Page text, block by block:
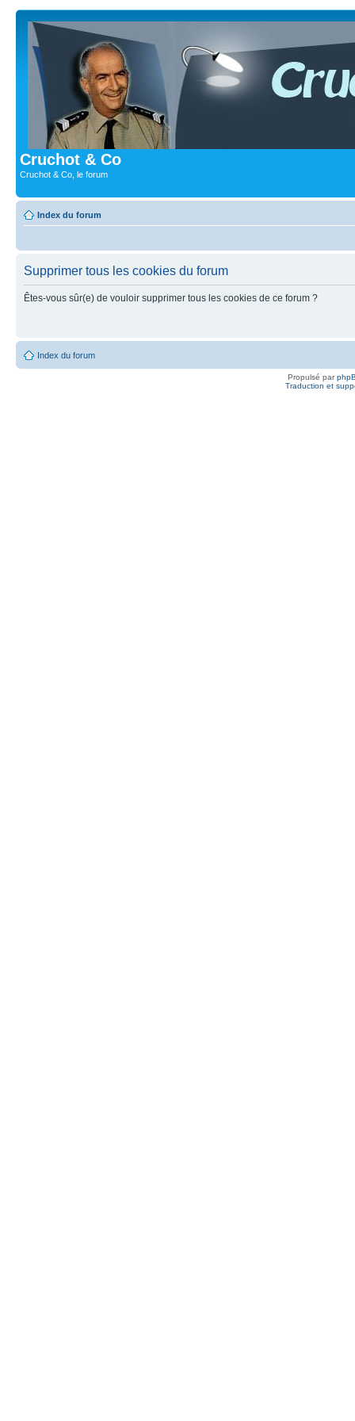
Cruchot & Co
Cruchot & Co, le forum
Index du forum
Supprimer tous les cookies du forum
Êtes-vous sûr(e) de vouloir supprimer tous les cookies de ce forum ?
Index du forum
Propulsé par
Traduction et